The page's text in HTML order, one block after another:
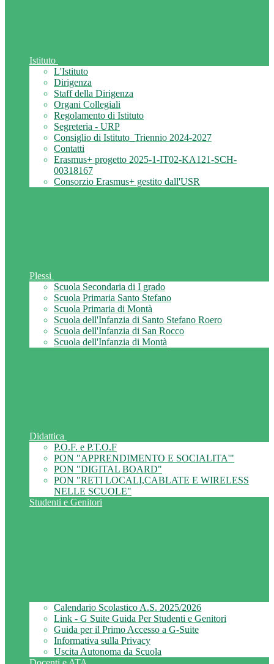
Istituto
L'Istituto
Dirigenza
Staff della Dirigenza
Organi Collegiali
Regolamento di Istituto
Segreteria - URP
Consiglio di Istituto_Triennio 2024-2027
Contatti
Erasmus+ progetto 2025-1-IT02-KA121-SCH-
00318167
Consorzio Erasmus+ gestito dall'USR
Plessi
Scuola Secondaria di I grado
Scuola Primaria Santo Stefano
Scuola Primaria di Montà
Scuola dell'Infanzia di Santo Stefano Roero
Scuola dell'Infanzia di San Rocco
Scuola dell'Infanzia di Montà
Didattica
P.O.F. e P.T.O.F
PON "APPRENDIMENTO E SOCIALITA'"
PON "DIGITAL BOARD"
PON "RETI LOCALI,CABLATE E WIRELESS
NELLE SCUOLE"
Studenti e Genitori
Calendario Scolastico A.S. 2025/2026
Link - G Suite Guida Per Studenti e Genitori
Guida per il Primo Accesso a G-Suite
Informativa sulla Privacy
Uscita Autonoma da Scuola